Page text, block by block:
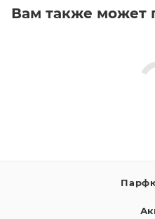
Вам также может